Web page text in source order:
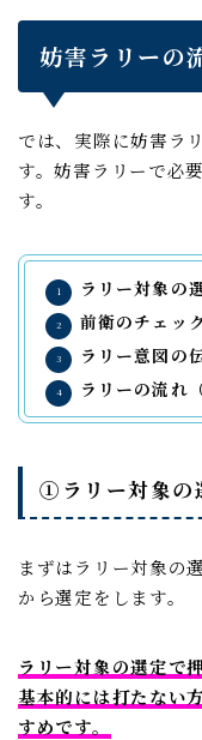
妨害ラリーの
では、実際に妨害ラ
す。妨害ラリーで必
す。
ラリー対象の
前衛のチェッ
ラリー意図の
ラリーの流れ
➀ラリー対象の
まずはラリー対象の
から選定をします。
ラリー対象の選定で
基本的には打たない
すめです。